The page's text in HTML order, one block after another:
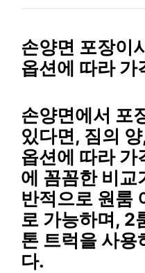
손양면 포장이
옵션에 따라 가
손양면에서 포
있다면, 짐의
옵션에 따라 가
에 꼼꼼한 비교
반적으로 원룸
로 가능하며, 2
톤 트럭을 사용
다.